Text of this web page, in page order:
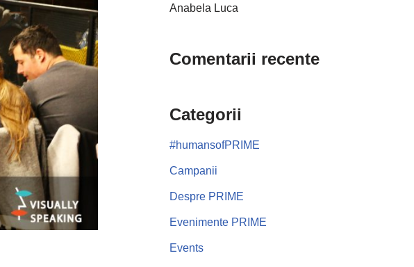
Anabela Luca
Comentarii recente
Categorii
#humansofPRIME
Campanii
Despre PRIME
Evenimente PRIME
Events